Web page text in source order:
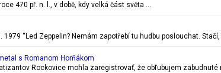
470 př. n. l., v době, kdy velká část světa …
1979 “Led Zeppelin? Nemám zapotřebí tu hudbu poslouchat.
s Romanom Horňákom
Rockovice mohla zaregistrovať, že obľubujem